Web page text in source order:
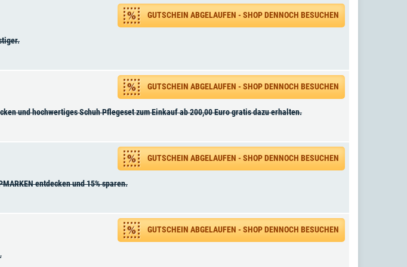
GUTSCHEIN ABGELAUFEN - SHOP DENNOCH BESUCHEN
GUTSCHEIN ABGELAUFEN - SHOP DENNOCH BESUCHEN
und hochwertiges Schuh Pflegeset zum Einkauf ab 200,00 Euro gratis dazu erhalten.
GUTSCHEIN ABGELAUFEN - SHOP DENNOCH BESUCHEN
entdecken und 15% sparen.
GUTSCHEIN ABGELAUFEN - SHOP DENNOCH BESUCHEN